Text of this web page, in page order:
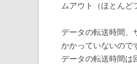
ムアウト（ほとんど
データの転送時間、
かかっていないので
データの転送時間は